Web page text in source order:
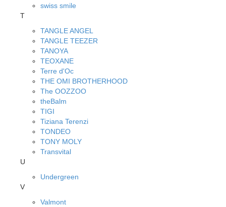
swiss smile
T
TANGLE ANGEL
TANGLE TEEZER
TANOYA
TEOXANE
Terre d'Oc
THE OMI BROTHERHOOD
The OOZZOO
theBalm
TIGI
Tiziana Terenzi
TONDEO
TONY MOLY
Transvital
U
Undergreen
V
Valmont